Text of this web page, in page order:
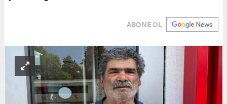
ABONE OL